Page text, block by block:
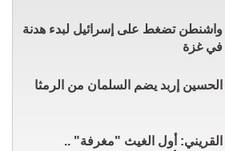
واشنطن تضغط على إسرائيل لبدء هدنة
في غزة
الحسين إربد يضم السلمان من الرمثا
القريني: أول الغيث "مغرفة" ..